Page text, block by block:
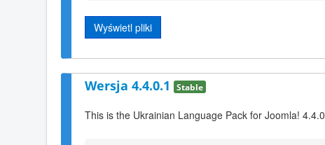
Wyświetl pliki
Wersja 4.4.0.1 Stable
This is the Ukrainian Language Pack for Joomla! 4.4.0